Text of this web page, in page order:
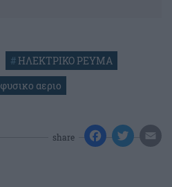
#ΗΛΕΚΤΡΙΚΟ ΡΕΥΜΑ
φυσικο αεριο
share